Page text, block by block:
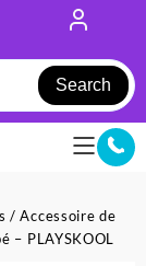
Search
/Accessoire de
– PLAYSKOOL